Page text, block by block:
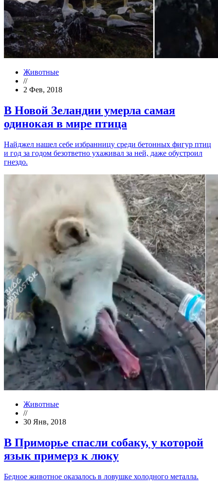
Животные
//
2 Фев, 2018
В Новой Зеландии умерла самая
одинокая в мире птица
Найджел нашел себе избранницу среди бетонных фигур птиц
и год за годом безответно ухаживал за ней, даже обустроил
гнездо.
Животные
//
30 Янв, 2018
В Приморье спасли собаку, у которой
язык примерз к люку
Бедное животное оказалось в ловушке холодного металла.